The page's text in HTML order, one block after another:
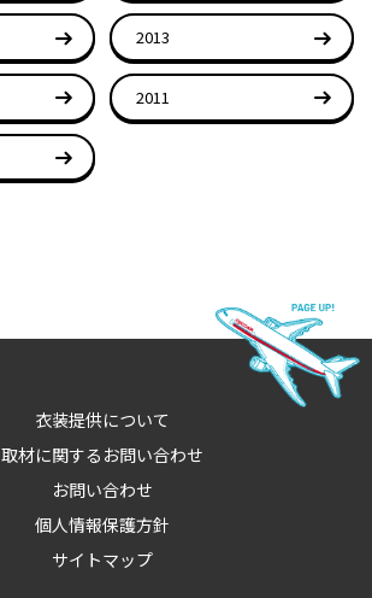
2013
2011
衣装提供について
取材に関するお問い合わせ
お問い合わせ
個人情報保護方針
サイトマップ